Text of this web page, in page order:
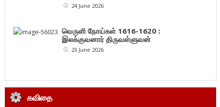
24 June 2026
வெருளி நோய்கள் 1616-1620 :
இலக்குவனார் திருவள்ளுவன்
23 June 2026
கவிதை